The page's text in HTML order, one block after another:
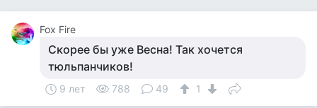
Fox Fire
Скорее бы уже Весна! Так хочется
тюльпанчиков!
9 лет 788 49 1